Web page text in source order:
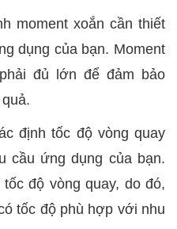
moment xoắn cần thiết
dụng của bạn. Moment
đủ lớn để đảm bảo
định tốc độ vòng quay
cầu ứng dụng của bạn.
độ vòng quay, do đó,
tốc độ phù hợp với nhu